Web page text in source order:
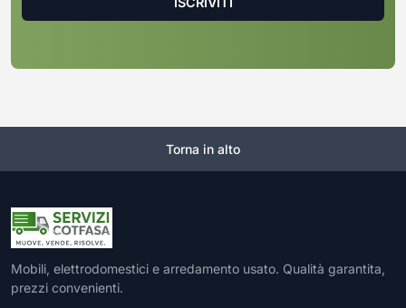
Torna in alto
Mobili, elettrodomestici e arredamento usato. Qualità garantita,
prezzi convenienti.